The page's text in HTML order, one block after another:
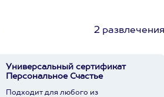
2
Универсальный сертификат
Персональное Счастье
Подходит для любого из